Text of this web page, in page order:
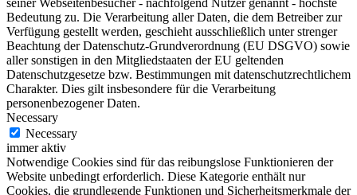
seiner Webseitenbesucher - nachfolgend Nutzer genannt - höchste
Bedeutung zu. Die Verarbeitung aller Daten, die dem Betreiber zur
Verfügung gestellt werden, geschieht ausschließlich unter strenger
Beachtung der Datenschutz-Grundverordnung (EU DSGVO) sowie
aller sonstigen in den Mitgliedstaaten der EU geltenden
Datenschutzgesetze bzw. Bestimmungen mit datenschutzrechtlichem
Charakter. Dies gilt insbesondere für die Verarbeitung
personenbezogener Daten.
Necessary
Necessary
immer aktiv
Notwendige Cookies sind für das reibungslose Funktionieren der
Website unbedingt erforderlich. Diese Kategorie enthält nur
Cookies, die grundlegende Funktionen und Sicherheitsmerkmale der